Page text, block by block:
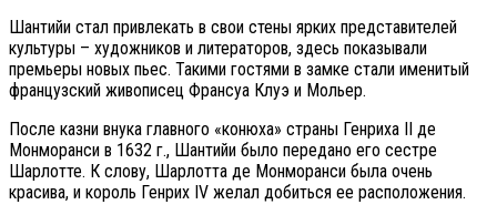
Шантийи стал привлекать в свои стены ярких представителей
культуры – художников и литераторов, здесь показывали
премьеры новых пьес. Такими гостями в замке стали именитый
французский живописец Франсуа Клуэ и Мольер.
После казни внука главного «конюха» страны Генриха II де
Монморанси в 1632 г., Шантийи было передано его сестре
Шарлотте. К слову, Шарлотта де Монморанси была очень
красива, и король Генрих IV желал добиться ее расположения.